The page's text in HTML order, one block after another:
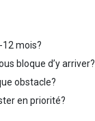
12 mois?
bloque d’y arriver?
obstacle?
en priorité?